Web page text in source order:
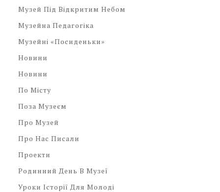
Музей Під Відкритим Небом
Музейна Педагогіка
Музейні «посиденьки»
Новини
Новини
По Місту
Поза Музеєм
Про Музей
Про Нас Писали
Проекти
Родинний День В Музеї
Уроки Історії Для Молоді